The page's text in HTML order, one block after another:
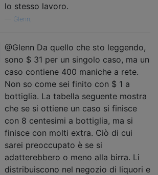
lo stesso lavoro.
Glenn,
@Glenn Da quello che sto leggendo,
sono $ 31 per un singolo caso, ma un
caso contiene 400 maniche a rete.
Non so come sei finito con $ 1 a
bottiglia. La tabella seguente mostra
che se si ottiene un caso si finisce
con 8 centesimi a bottiglia, ma si
finisce con molti extra. Ciò di cui
sarei preoccupato è se si
adatterebbero o meno alla birra. Li
distribuiscono nel negozio di liquori e